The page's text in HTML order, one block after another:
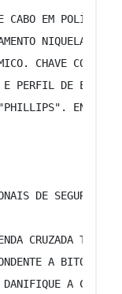
E CABO EM
NIQUELADO
CHAVE COM
E PERFIL DE
"PHILLIPS".
DE
CRUZADA TOCO
A BITOLA
DANIFIQUE A